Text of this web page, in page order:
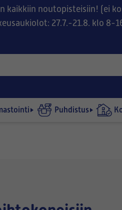
kaikkiin noutopisteisiin! (ei
27.7.-21.8. klo 8-
Puhdistus